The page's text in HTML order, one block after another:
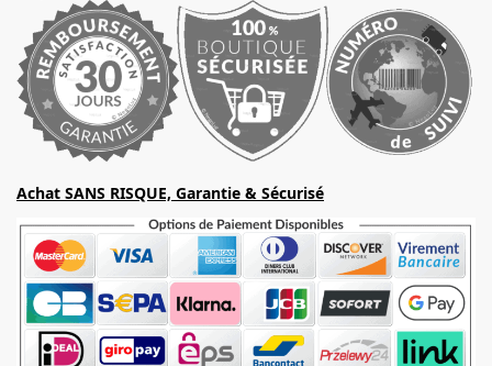
Achat SANS RISQUE, Garantie & Sécurisé